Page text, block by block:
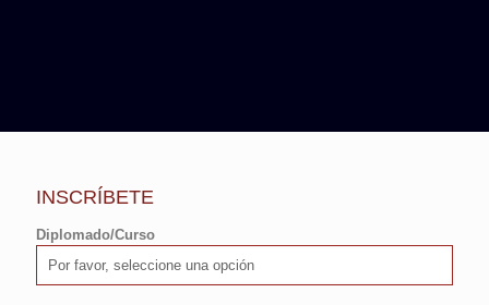
INSCRÍBETE
Diplomado/Curso